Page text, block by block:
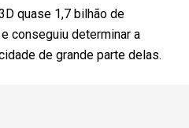
quase 1,7 bilhão de
conseguiu determinar a
de grande parte delas.